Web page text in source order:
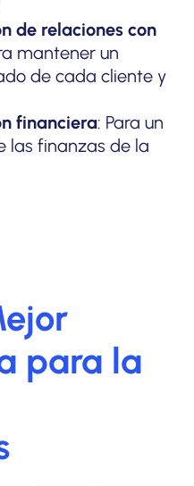
de relaciones con
mantener un
de cada cliente y
financiera: Para un
las finanzas de la
para la